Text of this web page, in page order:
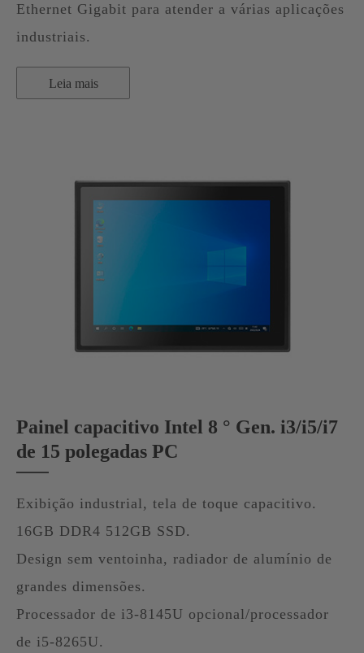
Ethernet Gigabit para atender a várias aplicações
industriais.
Leia mais
Painel capacitivo Intel 8 ° Gen. i3/i5/i7
de 15 polegadas PC
Exibição industrial, tela de toque capacitivo.
16GB DDR4 512GB SSD.
Design sem ventoinha, radiador de alumínio de
grandes dimensões.
Processador de i3-8145U opcional/processador
de i5-8265U.